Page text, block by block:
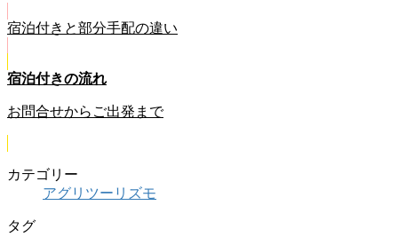
宿泊付きと部分手配の違い
宿泊付きの流れ
お問合せからご出発まで
カテゴリー
アグリツーリズモ
タグ